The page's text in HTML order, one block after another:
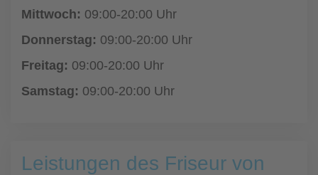
Mittwoch: 09:00-20:00 Uhr
Donnerstag: 09:00-20:00 Uhr
Freitag: 09:00-20:00 Uhr
Samstag: 09:00-20:00 Uhr
Leistungen des Friseur von